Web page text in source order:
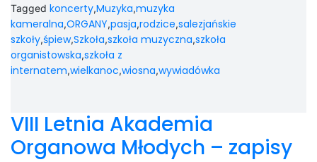
Tagged koncerty,Muzyka,muzyka
kameralna,ORGANY,pasja,rodzice,salezjańskie
szkoły,śpiew,Szkoła,szkoła muzyczna,szkoła
organistowska,szkoła z
internatem,wielkanoc,wiosna,wywiadówka
VIII Letnia Akademia
Organowa Młodych – zapisy